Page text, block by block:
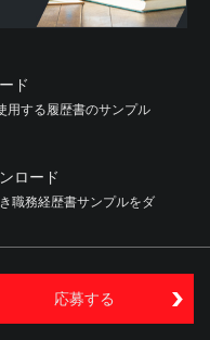
応募する
ド
用する履歴書のサンプル
ロード
職務経歴書サンプルをダ